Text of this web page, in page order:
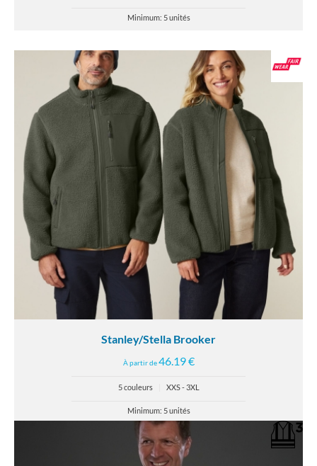
Minimum: 5 unités
Stanley/Stella Brooker
À partir de46.19 €
5 couleurs XXS - 3XL
Minimum: 5 unités